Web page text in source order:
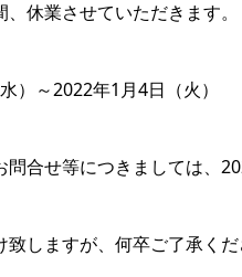
休業させていただきます。
）～2022年1月4日（火）
合せ等につきましては、
しますが、何卒ご了承く